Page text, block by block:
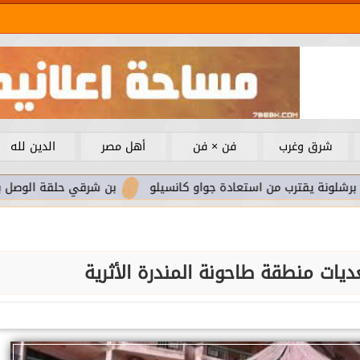
شرق وغرب فن × فن أهل مصر
الدين لله
بن شرقي حلقة الوصل بين عموتة
من استعادة جواو كانسيلو
منطقة طاحونة المندرة الأثرية